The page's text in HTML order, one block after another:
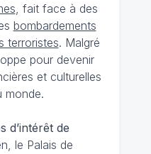
, fait face à des
bombardements
terroristes. Malgré
pour devenir
et culturelles
monde.
d’intérêt de
le Palais de